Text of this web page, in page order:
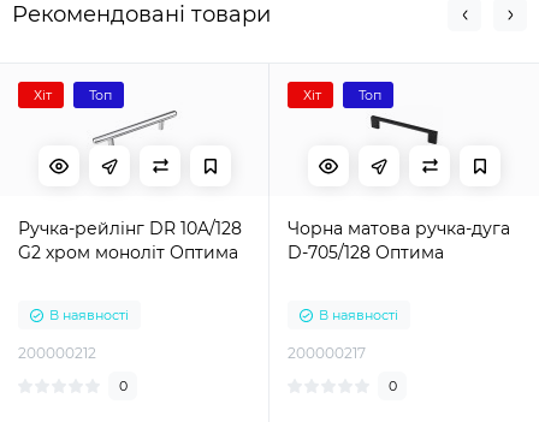
Рекомендовані товари
Хіт Топ
Ручка-рейлінг DR 10A/128
G2 хром моноліт Оптима
В наявності
200000212
0
Хіт Топ
Чорна матова ручка-дуга
D-705/128 Оптима
В наявності
200000217
0